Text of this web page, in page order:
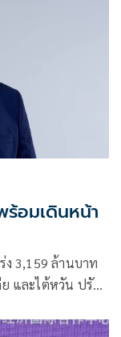
ร้อมเดินหน้า
ง 3,159 ล้านบาท
ย และไต้หวัน ปรับ
สร้างผลตอบแทน